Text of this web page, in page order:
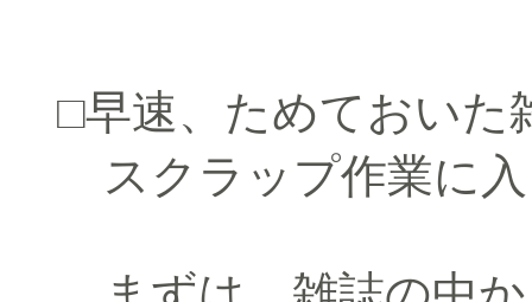
□早速、ためておいた
スクラップ作業に